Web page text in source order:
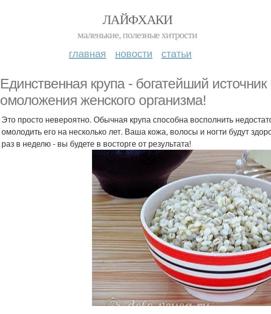
ЛАЙФХАКИ
маленькие, полезные хитрости
главная новости статьи
Единственная крупа - богатейший источник
омоложения женского организма!
Это просто невероятно. Обычная крупа способна восполнить
омолодить его на несколько лет. Ваша кожа, волосы и ногти будут
раз в неделю - вы будете в восторге от результата!